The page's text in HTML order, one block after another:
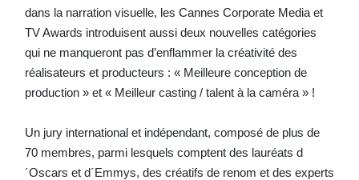
dans la narration visuelle, les Cannes Corporate Media et
TV Awards introduisent aussi deux nouvelles catégories
qui ne manqueront pas d’enflammer la créativité des
réalisateurs et producteurs : « Meilleure conception de
production » et « Meilleur casting / talent à la caméra » !
Un jury international et indépendant, composé de plus de
70 membres, parmi lesquels comptent des lauréats d
´Oscars et d´Emmys, des créatifs de renom et des experts